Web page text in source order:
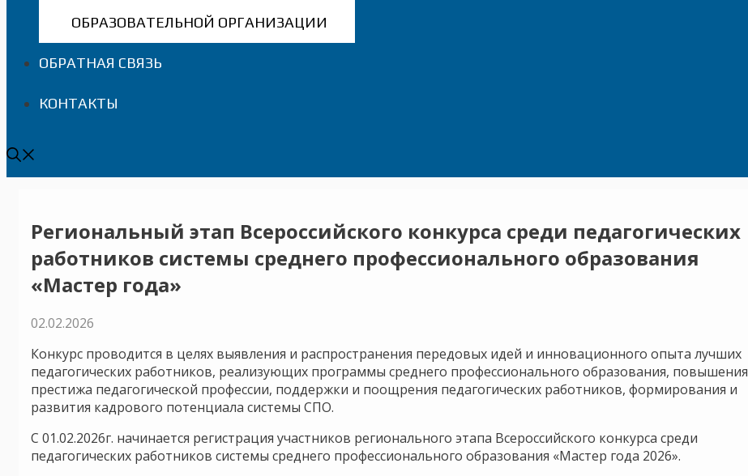
ОБРАЗОВАТЕЛЬНОЙ ОРГАНИЗАЦИИ
ОБРАТНАЯ СВЯЗЬ
КОНТАКТЫ
Региональный этап Всероссийского конкурса среди педагогических
работников системы среднего профессионального образования
«Мастер года»
02.02.2026
Конкурс проводится в целях выявления и распространения передовых идей и инновационного опыта лучших
педагогических работников, реализующих программы среднего профессионального образования, повышения
престижа педагогической профессии, поддержки и поощрения педагогических работников, формирования и
развития кадрового потенциала системы CПO.
С 01.02.2026г. начинается регистрация участников регионального этапа Всероссийского конкурса среди
педагогических работников системы среднего профессионального образования «Мастер года 2026».